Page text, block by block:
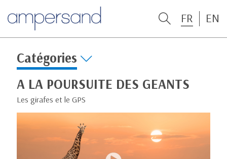
FR EN
Catégories
A LA POURSUITE DES GEANTS
Les girafes et le GPS